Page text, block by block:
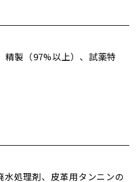
精製（97%以上）、試薬特
処理剤、皮革用タンニンの